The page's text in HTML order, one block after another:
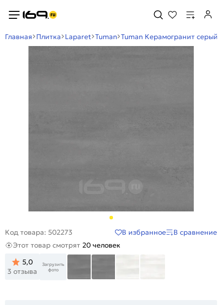
Главная Плитка Laparet Tuman Tuman Керамогранит серый
Код товара: 502273 В избранное
В сравнение
Этот товар смотрят 20 человек
5,0
3 отзыва
Загрузить
фото